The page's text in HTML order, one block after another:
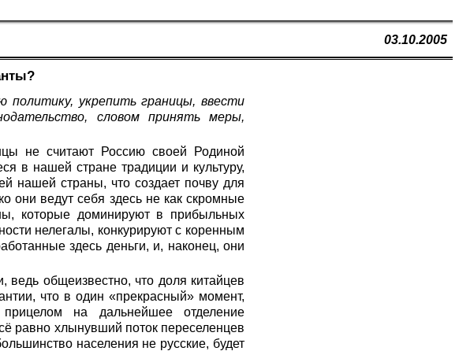
03.10.2005
укрепить границы, ввести
словом принять меры,
не считают Россию своей Родиной
в нашей стране традиции и культуру,
нашей страны, что создает почву для
они ведут себя здесь не как скромные
которые доминируют в прибыльных
нелегалы, конкурируют с коренным
здесь деньги, и, наконец, они
ведь общеизвестно, что доля китайцев
что в один «прекрасный» момент,
на дальнейшее отделение
равно хлынувший поток переселенцев
населения не русские, будет